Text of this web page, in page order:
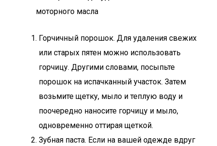
Горчичный порошок. Для удаления свежих
или старых пятен можно использовать
горчицу. Другими словами, посыпьте
порошок на испачканный участок. Затем
возьмите щетку, мыло и теплую воду и
поочередно наносите горчицу и мыло,
одновременно оттирая щеткой.
Зубная паста. Если на вашей одежде вдруг